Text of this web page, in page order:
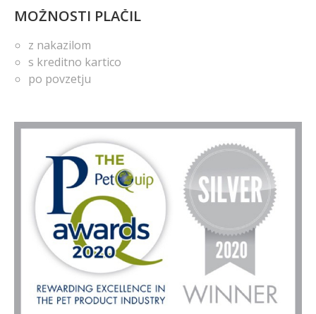
MOŽNOSTI PLAČIL
z nakazilom
s kreditno kartico
po povzetju